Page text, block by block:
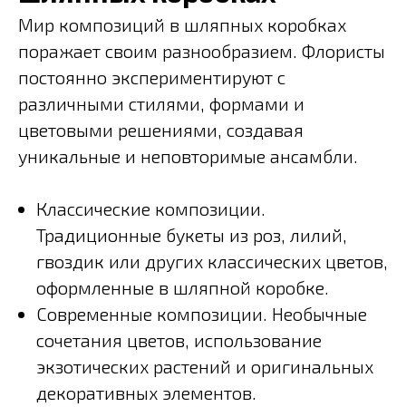
Мир композиций в шляпных коробках
поражает своим разнообразием. Флористы
постоянно экспериментируют с
различными стилями, формами и
цветовыми решениями, создавая
уникальные и неповторимые ансамбли.
Классические композиции.
Традиционные букеты из роз, лилий,
гвоздик или других классических цветов,
оформленные в шляпной коробке.
Современные композиции. Необычные
сочетания цветов, использование
экзотических растений и оригинальных
декоративных элементов.